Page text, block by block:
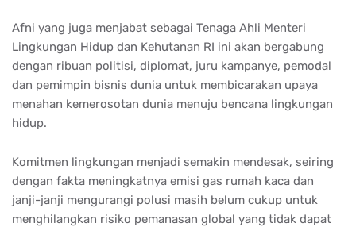
Afni yang juga menjabat sebagai Tenaga Ahli Menteri
Lingkungan Hidup dan Kehutanan RI ini akan bergabung
dengan ribuan politisi, diplomat, juru kampanye, pemodal
dan pemimpin bisnis dunia untuk membicarakan upaya
menahan kemerosotan dunia menuju bencana lingkungan
hidup.
Komitmen lingkungan menjadi semakin mendesak, seiring
dengan fakta meningkatnya emisi gas rumah kaca dan
janji-janji mengurangi polusi masih belum cukup untuk
menghilangkan risiko pemanasan global yang tidak dapat